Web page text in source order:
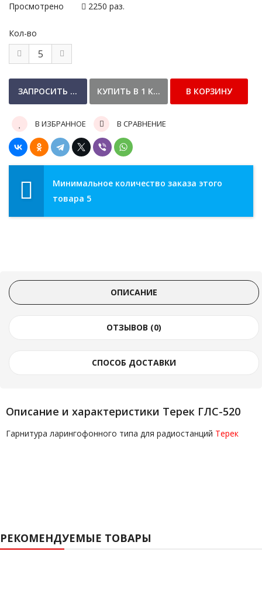
Просмотрено
2250 раз.
Кол-во
В ИЗБРАННОЕ В СРАВНЕНИЕ
Минимальное количество заказа этого
товара 5
ОПИСАНИЕ
ОТЗЫВОВ (0)
СПОСОБ ДОСТАВКИ
Описание и характеристики Терек ГЛС-520
Гарнитура ларингофонного типа для радиостанций Терек
РЕКОМЕНДУЕМЫЕ ТОВАРЫ